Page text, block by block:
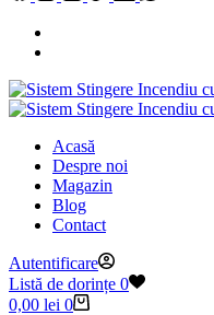
Acasă
Despre noi
Magazin
Blog
Contact
Autentificare
Listă de dorințe 0
Coș
0,00 lei 0